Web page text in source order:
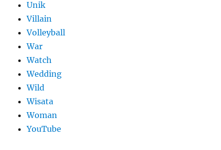
Unik
Villain
Volleyball
War
Watch
Wedding
Wild
Wisata
Woman
YouTube